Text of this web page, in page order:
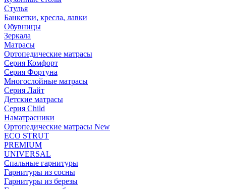
Стулья
Банкетки, кресла, лавки
Обувницы
Зеркала
Матрасы
Ортопедические матрасы
Серия Комфорт
Серия Фортуна
Многослойные матрасы
Серия Лайт
Детские матрасы
Серия Child
Наматрасники
Ортопедические матрасы New
ECO STRUT
PREMIUM
UNIVERSAL
Спальные гарнитуры
Гарнитуры из сосны
Гарнитуры из березы